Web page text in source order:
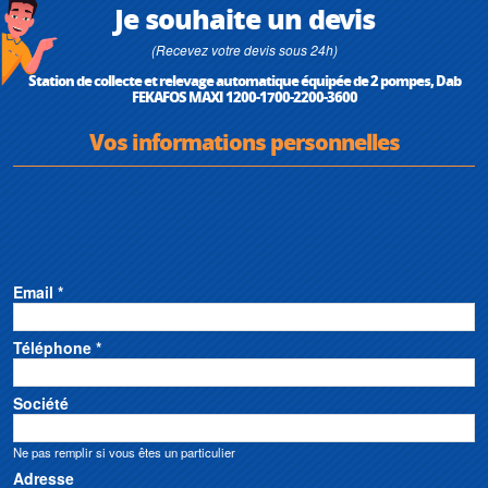
Je souhaite un devis
(Recevez votre devis sous 24h)
Station de collecte et relevage automatique équipée de 2 pompes, Dab
FEKAFOS MAXI 1200-1700-2200-3600
Vos informations personnelles
Email *
Téléphone *
Société
Ne pas remplir si vous êtes un particulier
Adresse